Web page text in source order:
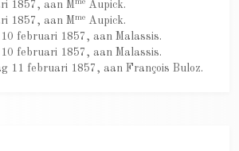
1857, aan M
Aupick.
1857, aan Mme Aupick.
februari 1857, aan Malassis.
februari 1857, aan Malassis.
11 februari 1857, aan François Buloz.